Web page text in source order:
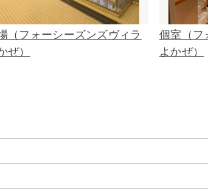
（フォーシーズンズヴィラ
ぜ）
個室（フ
よかぜ）